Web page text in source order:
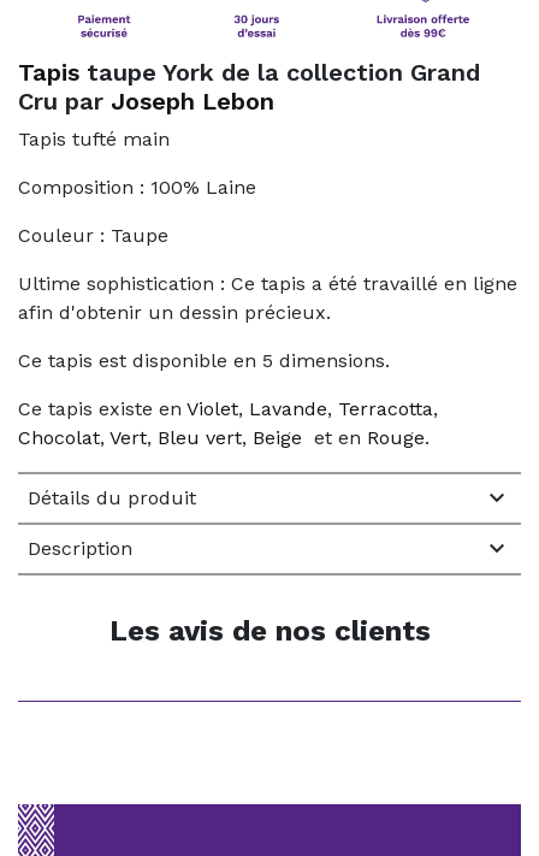
Tapis taupe York de la collection Grand
Cru par Joseph Lebon
Tapis tufté main
Composition : 100% Laine
Couleur : Taupe
Ultime sophistication : Ce tapis a été travaillé en ligne
afin d'obtenir un dessin précieux.
Ce tapis est disponible en 5 dimensions.
Ce tapis existe en Violet, Lavande, Terracotta,
Chocolat, Vert, Bleu vert, Beige et en Rouge.
Détails du produit 
Description 
Les avis de nos clients